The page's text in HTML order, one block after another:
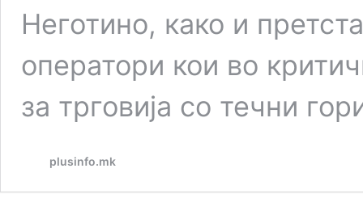
Неготино, како и
оператори кои во
за трговија со течни
plusinfo.mk